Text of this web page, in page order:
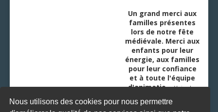
Nous utilisons des cookies pour nous permettre
Un grand merci aux
familles présentes
lors de notre fête
médiévale. Merci aux
enfants pour leur
énergie, aux familles
pour leur confiance
et à toute l'équipe
d'animatio ...Voir plus